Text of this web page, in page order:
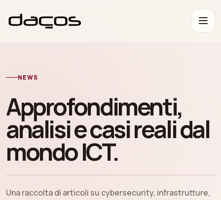
NEWS
Approfondimenti,
analisi e casi reali dal
mondo ICT.
Una raccolta di articoli su cybersecurity, infrastrutture,